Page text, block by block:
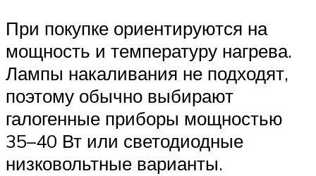
При покупке ориентируются на
мощность и температуру нагрева.
Лампы накаливания не подходят,
поэтому обычно выбирают
галогенные приборы мощностью
35–40 Вт или светодиодные
низковольтные варианты.